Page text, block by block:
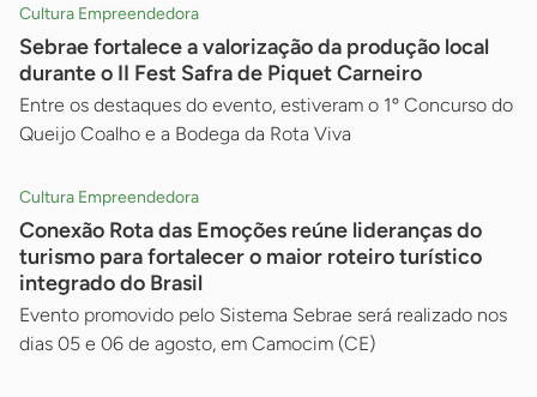
Cultura Empreendedora
Sebrae fortalece a valorização da produção local
durante o II Fest Safra de Piquet Carneiro
Entre os destaques do evento, estiveram o 1º Concurso do
Queijo Coalho e a Bodega da Rota Viva
Cultura Empreendedora
Conexão Rota das Emoções reúne lideranças do
turismo para fortalecer o maior roteiro turístico
integrado do Brasil
Evento promovido pelo Sistema Sebrae será realizado nos
dias 05 e 06 de agosto, em Camocim (CE)